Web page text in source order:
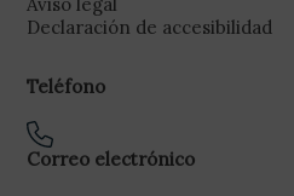
Declaración de accesibilidad
Teléfono
Correo electrónico